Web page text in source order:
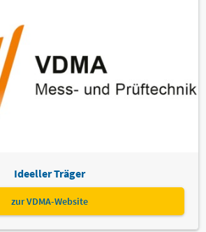
Ideeller Träger
zur VDMA-Website